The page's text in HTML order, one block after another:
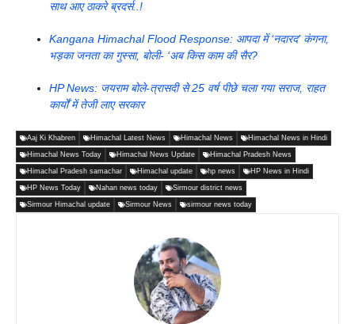
साथ आए ठाकरे ब्रदर्स..!
Kangana Himachal Flood Response: आपदा में ‘नदारद’ कंगना,
भड़का जनता का गुस्सा, बोली- ‘अब किस काम की सैर?
HP News: जयराम बोले-त्रासदी से 25 वर्ष पीछे चला गया सराज, राहत
कार्यों में तेजी लाए सरकार
Aaj Ki Khabren Himachal Latest News Himachal News Himachal News in Hindi
Himachal News Today Himachal News Update Himachal Pradesh News
Himachal Pradesh samachar Himachal update hp news HP News in Hindi
HP News Today Nahan news today Sirmour district news
Sirmour Himachal update Sirmour News sirmour news today